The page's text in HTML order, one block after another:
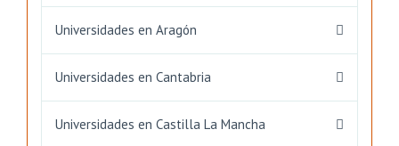
Universidades en Aragón
Universidades en Cantabria
Universidades en Castilla La Mancha